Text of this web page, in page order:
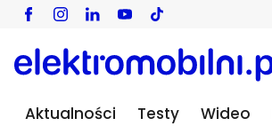
Aktualności Testy Wideo